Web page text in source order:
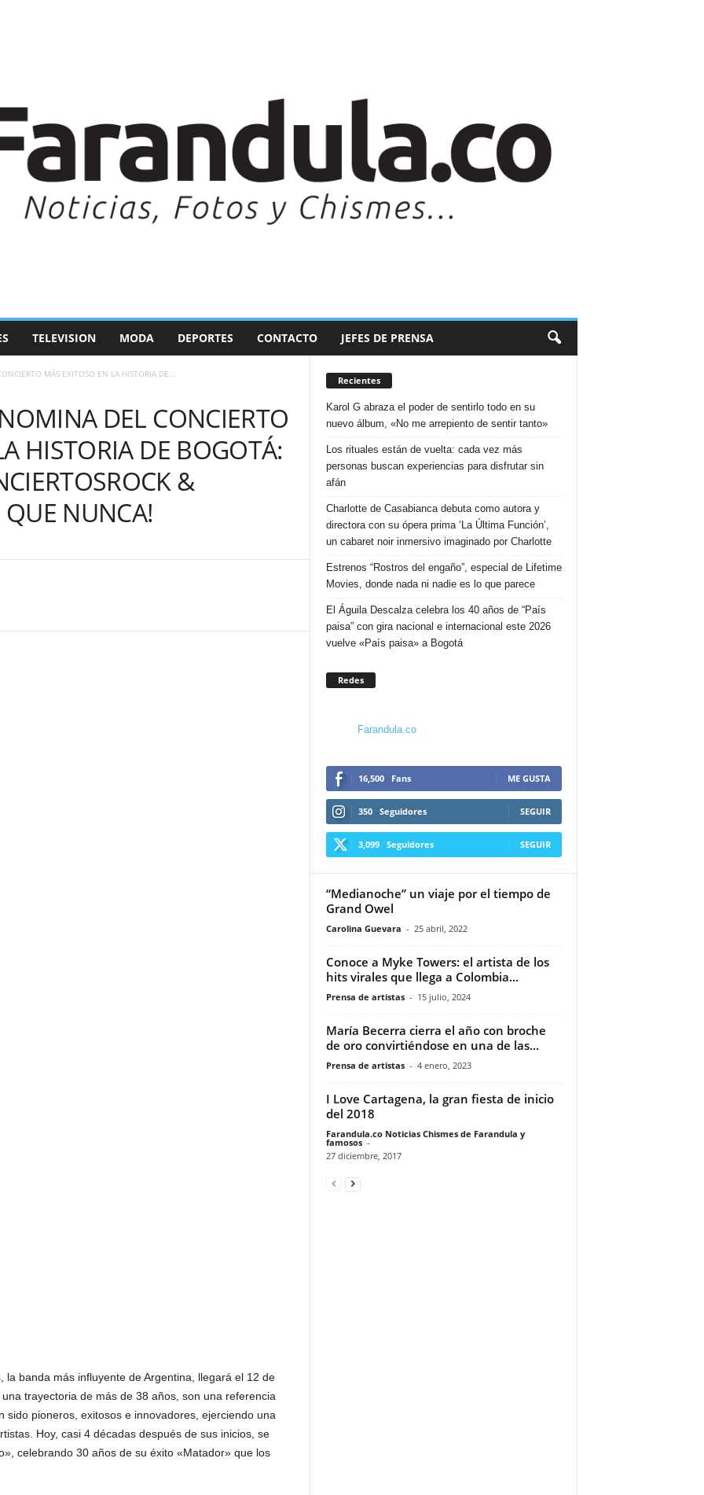
TELEVISION MODA DEPORTES CONTACTO JEFES DE PRENSA
MÁS EXITOSO EN LA HISTORIA DE...
DEL CONCIERTO
HISTORIA DE BOGOTÁ:
&
QUE NUNCA!
la banda más influyente de Argentina, llegará el 12 de
trayectoria de más de 38 años, son una referencia
sido pioneros, exitosos e innovadores, ejerciendo una
Hoy, casi 4 décadas después de sus inicios, se
celebrando 30 años de su éxito «Matador» que los
Recientes
Karol G abraza el poder de sentirlo todo en su
nuevo álbum, «No me arrepiento de sentir tanto»
Los rituales están de vuelta: cada vez más
personas buscan experiencias para disfrutar sin
afán
Charlotte de Casabianca debuta como autora y
directora con su ópera prima ‘La Última Función’,
un cabaret noir inmersivo imaginado por Charlotte
Estrenos “Rostros del engaño”, especial de Lifetime
Movies, donde nada ni nadie es lo que parece
El Águila Descalza celebra los 40 años de “País
paisa” con gira nacional e internacional este 2026
vuelve «País paisa» a Bogotá
Redes
Farandula.co
16,500 Fans ME GUSTA
350 Seguidores SEGUIR
3,099 Seguidores SEGUIR
“Medianoche” un viaje por el tiempo de
Grand Owel
Carolina Guevara - 25 abril, 2022
Conoce a Myke Towers: el artista de los
hits virales que llega a Colombia...
Prensa de artistas - 15 julio, 2024
María Becerra cierra el año con broche
de oro convirtiéndose en una de las...
Prensa de artistas - 4 enero, 2023
I Love Cartagena, la gran fiesta de inicio
del 2018
Farandula.co Noticias Chismes de Farandula y
famosos -
27 diciembre, 2017